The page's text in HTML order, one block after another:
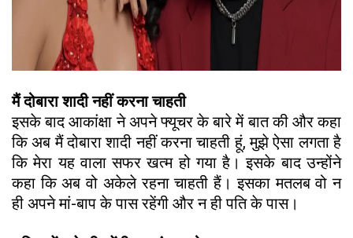
मैं दोबारा शादी नहीं करना चाहती
इसके बाद आकांक्षा ने अपने फ्यूचर के बारे में बात की और कहा
कि अब मैं दोबारा शादी नहीं करना चाहती हूं, मुझे ऐसा लगता है
कि मेरा यह वाला सफर खत्म हो गया है। इसके बाद उन्होंने
कहा कि अब वो अकेले रहना चाहती हैं। इसका मतलब वो न
ही अपने मां-बाप के पास रहेंगी और न ही पति के पास।